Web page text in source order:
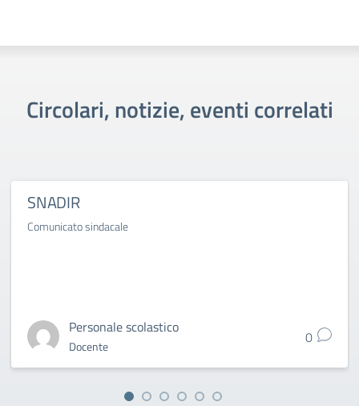
Circolari, notizie, eventi correlati
SNADIR
Comunicato sindacale
Personale scolastico
Docente 0